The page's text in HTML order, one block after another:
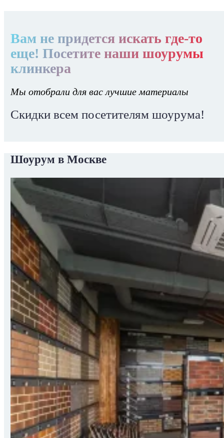
Вам не придется искать где-то
еще! Посетите наши шоурумы
клинкера
Мы отобрали для вас лучшие материалы
Скидки всем посетителям шоурума!
Шоурум в Москве